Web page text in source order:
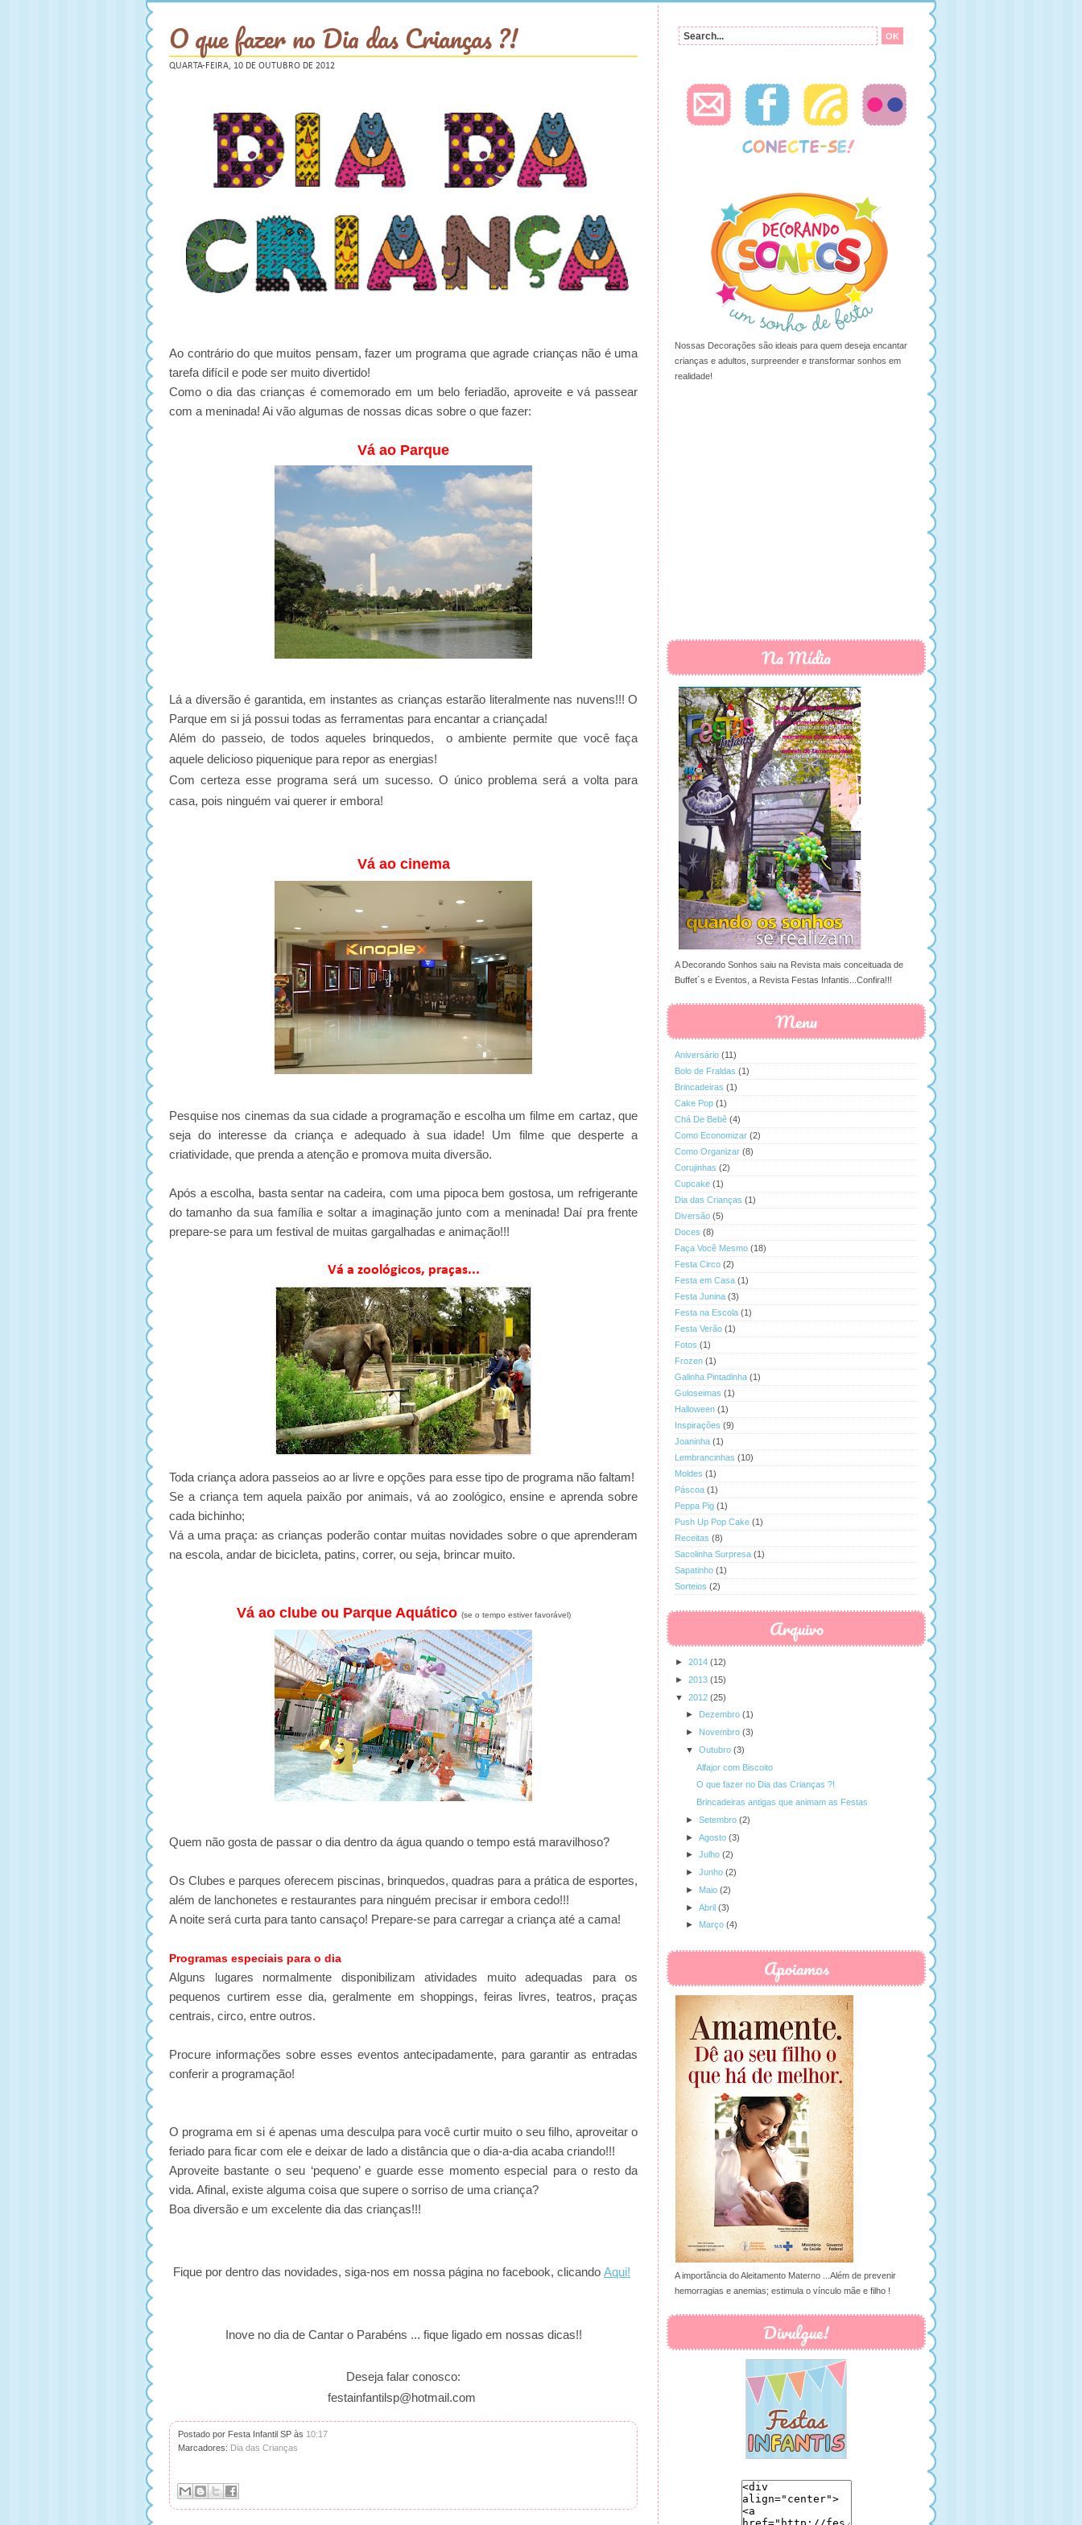
O que fazer no Dia das Crianças ?!
QUARTA-FEIRA, 10 DE OUTUBRO DE 2012
Ao contrário do que muitos pensam, fazer um programa que agrade crianças não é uma
tarefa difícil e pode ser muito divertido!
Como o dia das crianças é comemorado em um belo feriadão, aproveite e vá passear
com a meninada! Ai vão algumas de nossas dicas sobre o que fazer:
Vá ao Parque
Lá a diversão é garantida, em instantes as crianças estarão literalmente nas nuvens!!! O
Parque em si já possui todas as ferramentas para encantar a criançada!
Além do passeio, de todos aqueles brinquedos, o ambiente permite que você faça
aquele delicioso piquenique para repor as energias!
Com certeza esse programa será um sucesso. O único problema será a volta para
casa, pois ninguém vai querer ir embora!
Vá ao cinema
Pesquise nos cinemas da sua cidade a programação e escolha um filme em cartaz, que
seja do interesse da criança e adequado à sua idade! Um filme que desperte a
criatividade, que prenda a atenção e promova muita diversão.
Após a escolha, basta sentar na cadeira, com uma pipoca bem gostosa, um refrigerante
do tamanho da sua família e soltar a imaginação junto com a meninada! Daí pra frente
prepare-se para um festival de muitas gargalhadas e animação!!!
Vá a zoológicos, praças...
Toda criança adora passeios ao ar livre e opções para esse tipo de programa não faltam!
Se a criança tem aquela paixão por animais, vá ao zoológico, ensine e aprenda sobre
cada bichinho;
Vá a uma praça: as crianças poderão contar muitas novidades sobre o que aprenderam
na escola, andar de bicicleta, patins, correr, ou seja, brincar muito.
Vá ao clube ou Parque Aquático (se o tempo estiver favorável)
Quem não gosta de passar o dia dentro da água quando o tempo está maravilhoso?
Os Clubes e parques oferecem piscinas, brinquedos, quadras para a prática de esportes,
além de lanchonetes e restaurantes para ninguém precisar ir embora cedo!!!
A noite será curta para tanto cansaço! Prepare-se para carregar a criança até a cama!
Programas especiais para o dia
Alguns lugares normalmente disponibilizam atividades muito adequadas para os
pequenos curtirem esse dia, geralmente em shoppings, feiras livres, teatros, praças
centrais, circo, entre outros.
Procure informações sobre esses eventos antecipadamente, para garantir as entradas
conferir a programação!
O programa em si é apenas uma desculpa para você curtir muito o seu filho, aproveitar o
feriado para ficar com ele e deixar de lado a distância que o dia-a-dia acaba criando!!!
Aproveite bastante o seu ‘pequeno’ e guarde esse momento especial para o resto da
vida. Afinal, existe alguma coisa que supere o sorriso de uma criança?
Boa diversão e um excelente dia das crianças!!!
Fique por dentro das novidades, siga-nos em nossa página no facebook, clicando Aqui!
Inove no dia de Cantar o Parabéns ... fique ligado em nossas dicas!!
Deseja falar conosco:
festainfantilsp@hotmail.com
Postado por Festa Infantil SP às 10:17
Marcadores: Dia das Crianças
Nossas Decorações são ideais para quem deseja encantar
crianças e adultos, surpreender e transformar sonhos em
realidade!
Na Mídia
A Decorando Sonhos saiu na Revista mais conceituada de
Buffet´s e Eventos, a Revista Festas Infantis...Confira!!!
Menu
Aniversário (11)
Bolo de Fraldas (1)
Brincadeiras (1)
Cake Pop (1)
Chá De Bebê (4)
Como Economizar (2)
Como Organizar (8)
Corujinhas (2)
Cupcake (1)
Dia das Crianças (1)
Diversão (5)
Doces (8)
Faça Você Mesmo (18)
Festa Circo (2)
Festa em Casa (1)
Festa Junina (3)
Festa na Escola (1)
Festa Verão (1)
Fotos (1)
Frozen (1)
Galinha Pintadinha (1)
Guloseimas (1)
Halloween (1)
Inspirações (9)
Joaninha (1)
Lembrancinhas (10)
Moldes (1)
Páscoa (1)
Peppa Pig (1)
Push Up Pop Cake (1)
Receitas (8)
Sacolinha Surpresa (1)
Sapatinho (1)
Sorteios (2)
Arquivo
► 2014 (12)
► 2013 (15)
▼ 2012 (25)
►
Dezembro (1)
► Novembro (3)
▼Outubro (3)
Alfajor com Biscoito
O que fazer no Dia das Crianças ?!
Brincadeiras antigas que animam as Festas
►Setembro (2)
►Agosto (3)
►Julho (2)
►Junho (2)
► Maio (2)
►Abril (3)
► Março (4)
Apoiamos
A importância do Aleitamento Materno ...Além de prevenir
hemorragias e anemias; estimula o vínculo mãe e filho !
Divulgue!